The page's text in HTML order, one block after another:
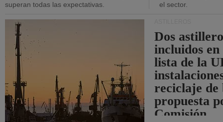
superan todas las expectativas.
el sector.
Dos
incluidos
lista de la
reciclaje de
propuesta
Comisión.